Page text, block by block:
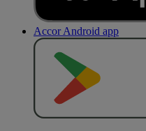
Accor Android app